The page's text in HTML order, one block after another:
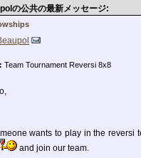
の公共の最新メッセージ:
Team Tournament Reversi 8x8
wants to play in the reversi
and join our team.